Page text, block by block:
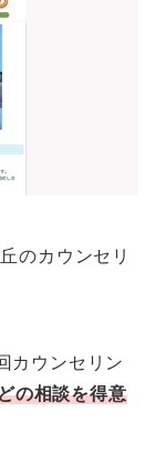
のカウンセリ
カウンセリン
の相談を得意